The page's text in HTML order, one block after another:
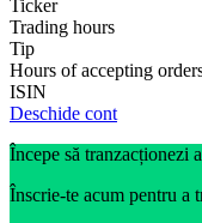
Ticker
Trading hours
Tip
Hours of accepting
ISIN
Deschide cont
Începe să tranzacționezi
Înscrie-te acum pentru a